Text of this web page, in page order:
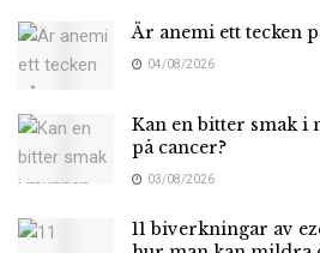
Är anemi ett tecken
04/08/2026
Kan en bitter smak i
på cancer?
03/08/2026
11 biverkningar av